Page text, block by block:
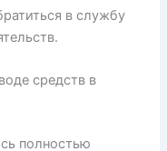
в службу
средств в
полностью